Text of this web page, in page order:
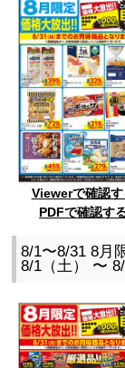
Viewerで確認す
PDFで確認す
8/1〜8/31 8月
8/1（土） 〜 8/